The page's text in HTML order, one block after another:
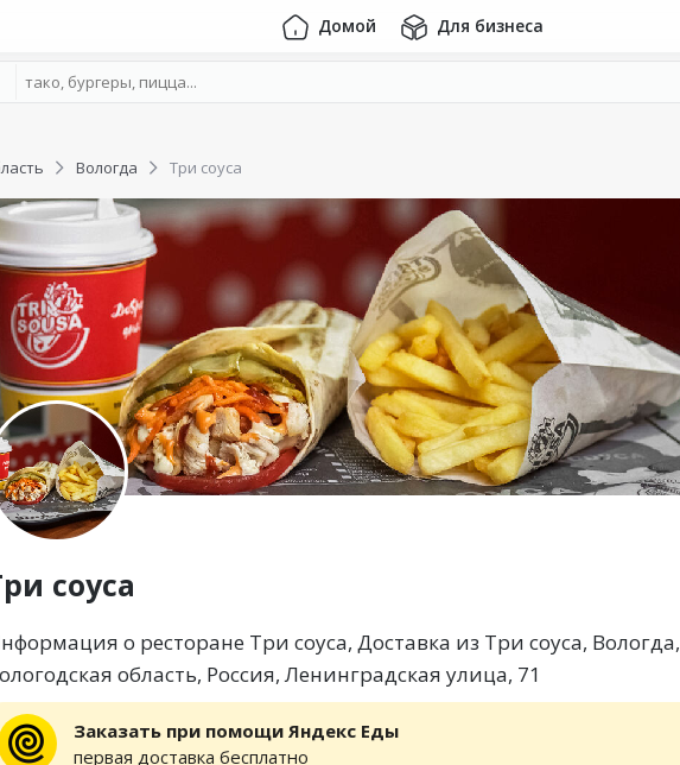
Домой Для бизнеса
Вологда Три соуса
соуса
о ресторане Три соуса, Доставка из Три соуса, Вологда,
область, Россия, Ленинградская улица, 71
Заказать при помощи Яндекс Еды
первая доставка бесплатно